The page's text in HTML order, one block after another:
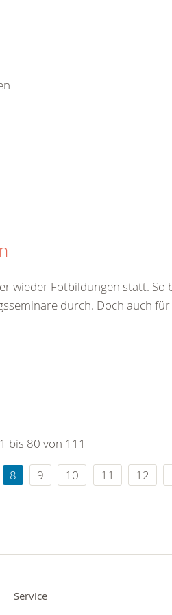
wieder Fotbildungen statt. So
durch. Doch auch
bis 80 von 111
8 9 10 11 12
Service